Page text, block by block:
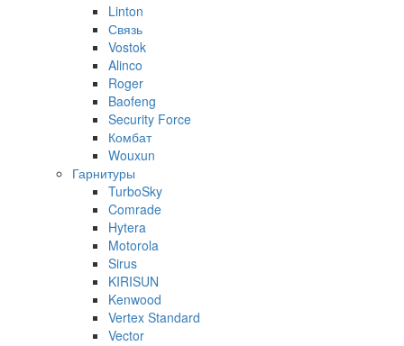
Linton
Связь
Vostok
Alinco
Roger
Baofeng
Security Force
Комбат
Wouxun
Гарнитуры
TurboSky
Comrade
Hytera
Motorola
Sirus
KIRISUN
Kenwood
Vertex Standard
Vector